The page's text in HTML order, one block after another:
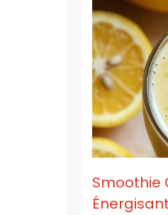
Smoothie